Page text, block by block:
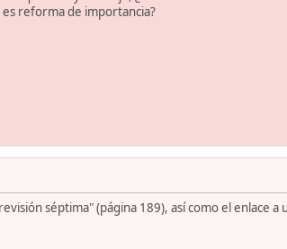
reforma de importancia?
séptima" (página 189), así como el enlace